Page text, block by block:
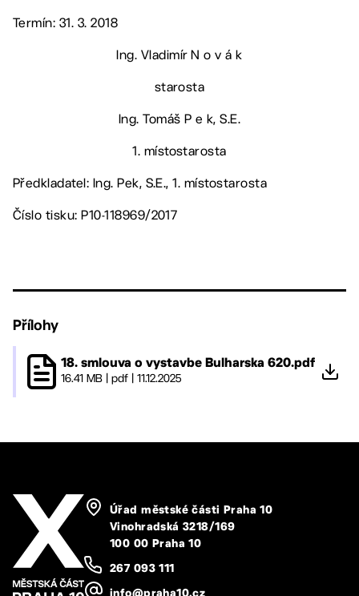
Termín: 31. 3. 2018
Ing. Vladimír N o v á k
starosta
Ing. Tomáš P e k, S.E.
1. místostarosta
Předkladatel: Ing. Pek, S.E., 1. místostarosta
Číslo tisku: P10-118969/2017
Přílohy
18. smlouva o vystavbe Bulharska 620.pdf
16.41 MB pdf 11.12.2025
Úřad městské části Praha 10
Vinohradská 3218/169
100 00 Praha 10
267 093 111